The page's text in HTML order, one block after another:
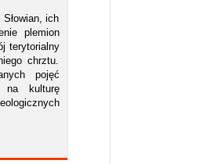
ich
plemion
terytorialny
chrztu.
pojęć
na kulturę